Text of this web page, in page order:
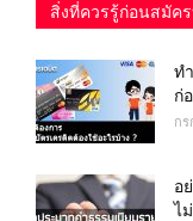
สิ่งที่ควรรู้ก่อนสมัค
ทํ
ก่
กร
อ
ไ